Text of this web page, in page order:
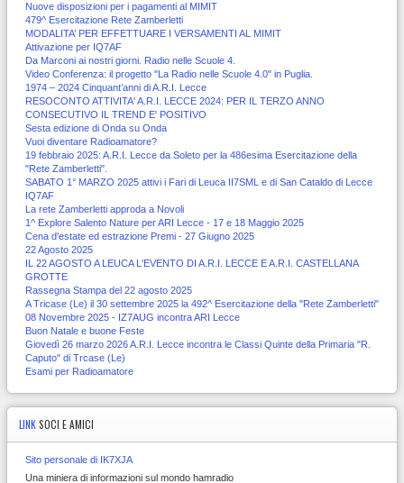
Nuove disposizioni per i pagamenti al MIMIT
479^ Esercitazione Rete Zamberletti
MODALITA’ PER EFFETTUARE I VERSAMENTI AL MIMIT
Attivazione per IQ7AF
Da Marconi ai nostri giorni. Radio nelle Scuole 4.
Video Conferenza: il progetto "La Radio nelle Scuole 4.0" in Puglia.
1974 – 2024 Cinquant’anni di A.R.I. Lecce
RESOCONTO ATTIVITA' A.R.I. LECCE 2024: PER IL TERZO ANNO
CONSECUTIVO IL TREND E' POSITIVO
Sesta edizione di Onda su Onda
Vuoi diventare Radioamatore?
19 febbraio 2025: A.R.I. Lecce da Soleto per la 486esima Esercitazione della
"Rete Zamberletti".
SABATO 1° MARZO 2025 attivi i Fari di Leuca II7SML e di San Cataldo di Lecce
IQ7AF
La rete Zamberletti approda a Novoli
1^ Explore Salento Nature per ARI Lecce - 17 e 18 Maggio 2025
Cena d'estate ed estrazione Premi - 27 Giugno 2025
22 Agosto 2025
IL 22 AGOSTO A LEUCA L'EVENTO DI A.R.I. LECCE E A.R.I. CASTELLANA
GROTTE
Rassegna Stampa del 22 agosto 2025
A Tricase (Le) il 30 settembre 2025 la 492^ Esercitazione della "Rete Zamberletti"
08 Novembre 2025 - IZ7AUG incontra ARI Lecce
Buon Natale e buone Feste
Giovedì 26 marzo 2026 A.R.I. Lecce incontra le Classi Quinte della Primaria "R.
Caputo" di Trcase (Le)
Esami per Radioamatore
LINK SOCI E AMICI
Sito personale di IK7XJA
Una miniera di informazioni sul mondo hamradio